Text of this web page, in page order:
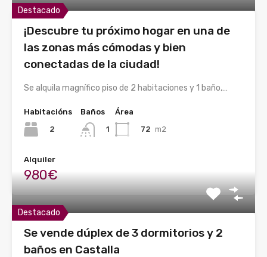
Destacado
¡Descubre tu próximo hogar en una de
las zonas más cómodas y bien
conectadas de la ciudad!
Se alquila magnífico piso de 2 habitaciones y 1 baño,…
Habitacións
2
Baños
1
Área
72 m2
Alquiler
980€
Destacado
Se vende dúplex de 3 dormitorios y 2
baños en Castalla